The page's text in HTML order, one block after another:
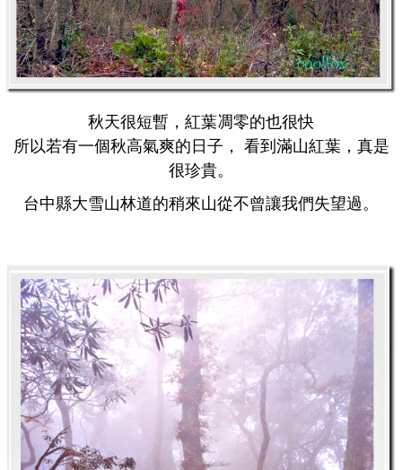
秋天很短暫，紅葉凋零的也很快
所以若有一個秋高氣爽的日子， 看到滿山紅葉，真是
很珍貴。
台中縣大雪山林道的稍來山從不曾讓我們失望過。